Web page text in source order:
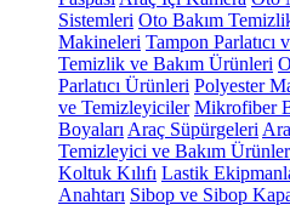
Sistemleri Oto Bakım
Makineleri Tampon Parlatıcı
Temizlik ve Bakım Ürünleri
Parlatıcı Ürünleri Polyester
ve Temizleyiciler Mikrofiber
Boyaları Araç Süpürgeleri
Temizleyici ve Bakım
Koltuk Kılıfı Lastik
Anahtarı Sibop ve Sibop